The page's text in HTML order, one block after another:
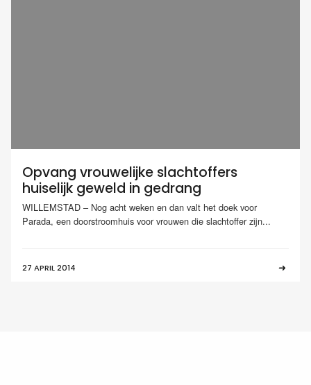
Opvang vrouwelijke slachtoffers
huiselijk geweld in gedrang
WILLEMSTAD – Nog acht weken en dan valt het doek voor
Parada, een doorstroomhuis voor vrouwen die slachtoffer zijn...
27 APRIL 2014